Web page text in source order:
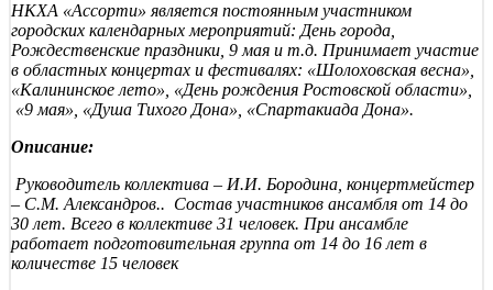
НКХА «Ассорти» является постоянным участником
городских календарных мероприятий: День города,
Рождественские праздники, 9 мая и т.д. Принимает участие
в областных концертах и фестивалях: «Шолоховская весна»,
«Калининское лето», «День рождения Ростовской области»,
«9 мая», «Душа Тихого Дона», «Спартакиада Дона».
Описание:
Руководитель коллектива – И.И. Бородина, концертмейстер
– С.М. Александров.. Состав участников ансамбля от 14 до
30 лет. Всего в коллективе 31 человек. При ансамбле
работает подготовительная группа от 14 до 16 лет в
количестве 15 человек